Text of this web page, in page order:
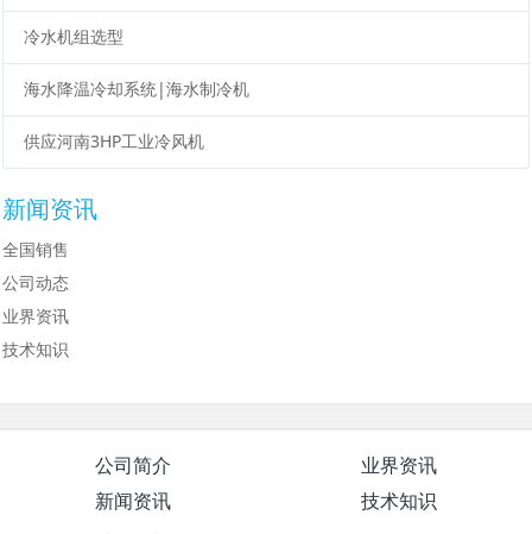
冷水机组选型
海水降温冷却系统|海水制冷机
供应河南3HP工业冷风机
新闻资讯
全国销售
公司动态
业界资讯
技术知识
公司简介
业界资讯
新闻资讯
技术知识